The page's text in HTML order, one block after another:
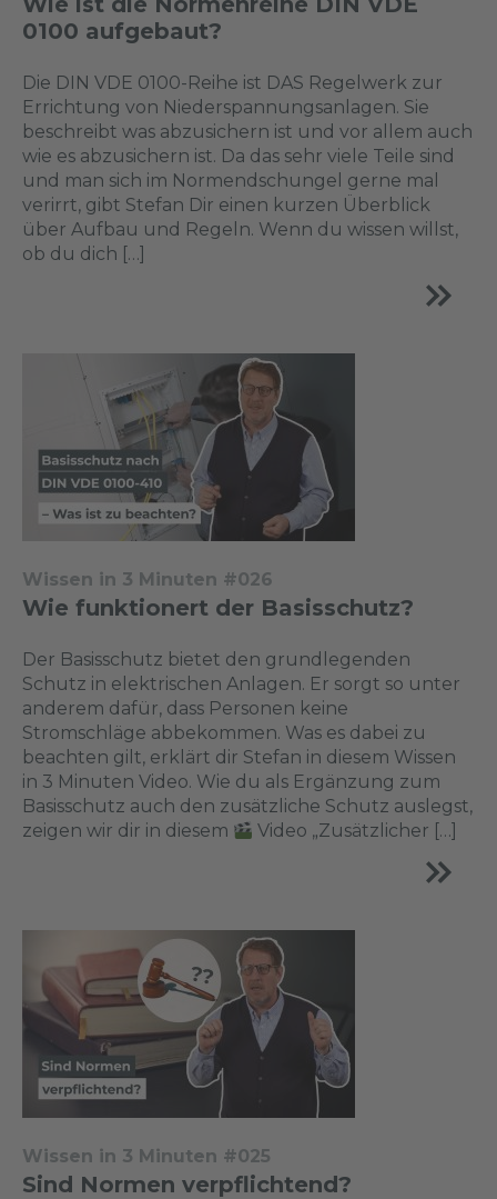
0100 aufgebaut?
Die DIN VDE 0100-Reihe ist DAS Regelwerk zur
Errichtung von Niederspannungsanlagen. Sie
beschreibt was abzusichern ist und vor allem auch
wie es abzusichern ist. Da das sehr viele Teile sind
und man sich im Normendschungel gerne mal
verirrt, gibt Stefan Dir einen kurzen Überblick
über Aufbau und Regeln. Wenn du wissen willst,
ob du dich […]
Wissen in 3 Minuten #026
Wie funktionert der Basisschutz?
Der Basisschutz bietet den grundlegenden
Schutz in elektrischen Anlagen. Er sorgt so unter
anderem dafür, dass Personen keine
Stromschläge abbekommen. Was es dabei zu
beachten gilt, erklärt dir Stefan in diesem Wissen
in 3 Minuten Video. Wie du als Ergänzung zum
Basisschutz auch den zusätzliche Schutz auslegst,
zeigen wir dir in diesem
Video „Zusätzlicher […]
Wissen in 3 Minuten #025
Sind Normen verpflichtend?